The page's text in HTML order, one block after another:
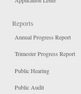
Reports
Annual Progress Report
Trimester Progress Report
Public Hearing
Public Audit